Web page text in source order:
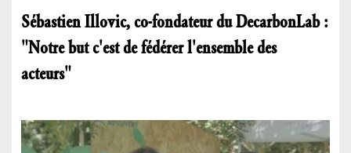
Sébastien Illovic, co-fondateur du DecarbonLab :
"Notre but c'est de fédérer l'ensemble des
acteurs"